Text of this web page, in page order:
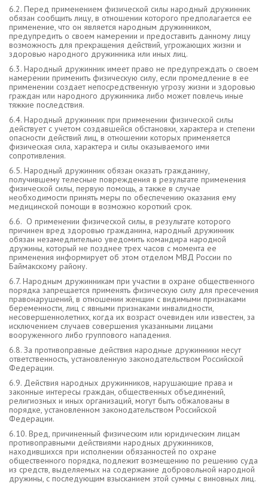
6.2. Перед применением физической силы народный дружинник
обязан сообщить лицу, в отношении которого предполагается ее
применение, что он является народным дружинником,
предупредить о своем намерении и предоставить данному лицу
возможность для прекращения действий, угрожающих жизни и
здоровью народного дружинника или иных лиц.
6.3. Народный дружинник имеет право не предупреждать о своем
намерении применить физическую силу, если промедление в ее
применении создает непосредственную угрозу жизни и здоровью
граждан или народного дружинника либо может повлечь иные
тяжкие последствия.
6.4. Народный дружинник при применении физической силы
действует с учетом создавшейся обстановки, характера и степени
опасности действий лиц, в отношении которых применяется
физическая сила, характера и силы оказываемого ими
сопротивления.
6.5. Народный дружинник обязан оказать гражданину,
получившему телесные повреждения в результате применения
физической силы, первую помощь, а также в случае
необходимости принять меры по обеспечению оказания ему
медицинской помощи в возможно короткий срок.
6.6. О применении физической силы, в результате которого
причинен вред здоровью гражданина, народный дружинник
обязан незамедлительно уведомить командира народной
дружины, который не позднее трех часов с момента ее
применения информирует об этом отделом МВД России по
Баймакскому району.
6.7. Народным дружинникам при участии в охране общественного
порядка запрещается применять физическую силу для пресечения
правонарушений, в отношении женщин с видимыми признаками
беременности, лиц с явными признаками инвалидности,
несовершеннолетних, когда их возраст очевиден или известен, за
исключением случаев совершения указанными лицами
вооруженного либо группового нападения.
6.8. За противоправные действия народные дружинники несут
ответственность, установленную законодательством Российской
Федерации.
6.9. Действия народных дружинников, нарушающие права и
законные интересы граждан, общественных объединений,
религиозных и иных организаций, могут быть обжалованы в
порядке, установленном законодательством Российской
Федерации.
6.10. Вред, причиненный физическим или юридическим лицам
противоправными действиями народных дружинников,
находившихся при исполнении обязанностей по охране
общественного порядка, подлежит возмещению по решению суда
из средств, выделяемых на содержание добровольной народной
дружины, с последующим взысканием этой суммы с виновных лиц.